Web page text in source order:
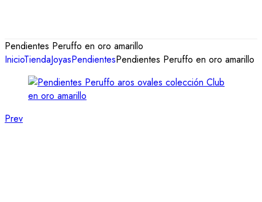
Pendientes Peruffo en oro amarillo
InicioTiendaJoyasPendientesPendientes Peruffo en oro amarillo
Prev